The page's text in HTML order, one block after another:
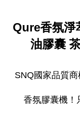
Qure香氛淨
油膠囊
SNQ國家品質
香氛膠囊機！